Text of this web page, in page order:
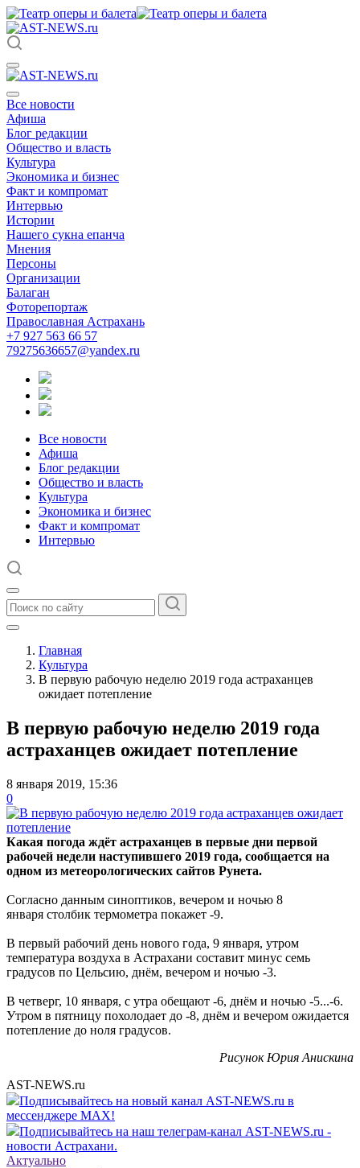
Все новости
Афиша
Блог редакции
Общество и власть
Культура
Экономика и бизнес
Факт и компромат
Интервью
Истории
Нашего сукна епанча
Мнения
Персоны
Организации
Балаган
Фоторепортаж
Православная Астрахань
+7 927 563 66 57
79275636657@yandex.ru
Все новости
Афиша
Блог редакции
Общество и власть
Культура
Экономика и бизнес
Факт и компромат
Интервью
Главная
Культура
В первую рабочую неделю 2019 года астраханцев
ожидает потепление
В первую рабочую неделю 2019 года
астраханцев ожидает потепление
8 января 2019, 15:36
0
Какая погода ждёт астраханцев в первые дни первой
рабочей недели наступившего 2019 года, сообщается на
одном из метеорологических сайтов Рунета.
Согласно данным синоптиков, вечером и ночью 8
января столбик термометра покажет -9.
В первый рабочий день нового года, 9 января, утром
температура воздуха в Астрахани составит минус семь
градусов по Цельсию, днём, вечером и ночью -3.
В четверг, 10 января, с утра обещают -6, днём и ночью -5...-6.
Утром в пятницу похолодает до -8, днём и вечером ожидается
потепление до ноля градусов.
Рисунок Юрия Анискина
AST-NEWS.ru
Подписывайтесь на новый канал AST-NEWS.ru в
мессенджере MAX!
Подписывайтесь на наш телеграм-канал AST-NEWS.ru -
новости Астрахани.
Актуально